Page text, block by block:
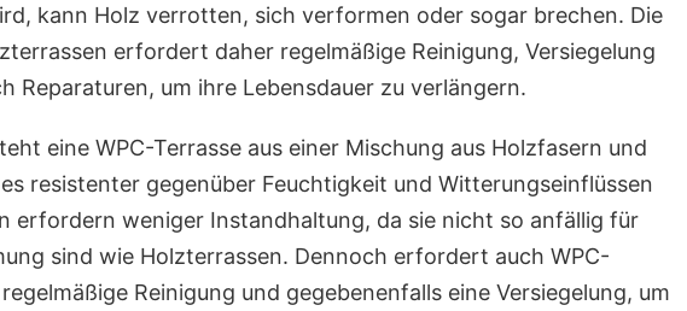
kann Holz verrotten, sich verformen oder sogar brechen. Die
erfordert daher regelmäßige Reinigung, Versiegelung
Reparaturen, um ihre Lebensdauer zu verlängern.
eine WPC-Terrasse aus einer Mischung aus Holzfasern und
resistenter gegenüber Feuchtigkeit und Witterungseinflüssen
erfordern weniger Instandhaltung, da sie nicht so anfällig für
sind wie Holzterrassen. Dennoch erfordert auch WPC-
Reinigung und gegebenenfalls eine Versiegelung, um